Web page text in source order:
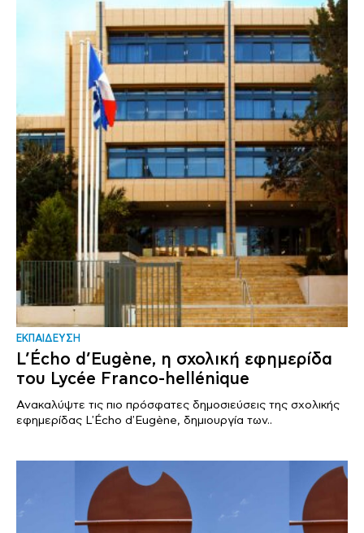
ΕΚΠΑΙΔΕΥΣΗ
L’Écho d’Eugène, η σχολική εφημερίδα
του Lycée Franco-hellénique
Ανακαλύψτε τις πιο πρόσφατες δημοσιεύσεις της σχολικής
εφημερίδας L'Écho d'Eugène, δημιουργία των..